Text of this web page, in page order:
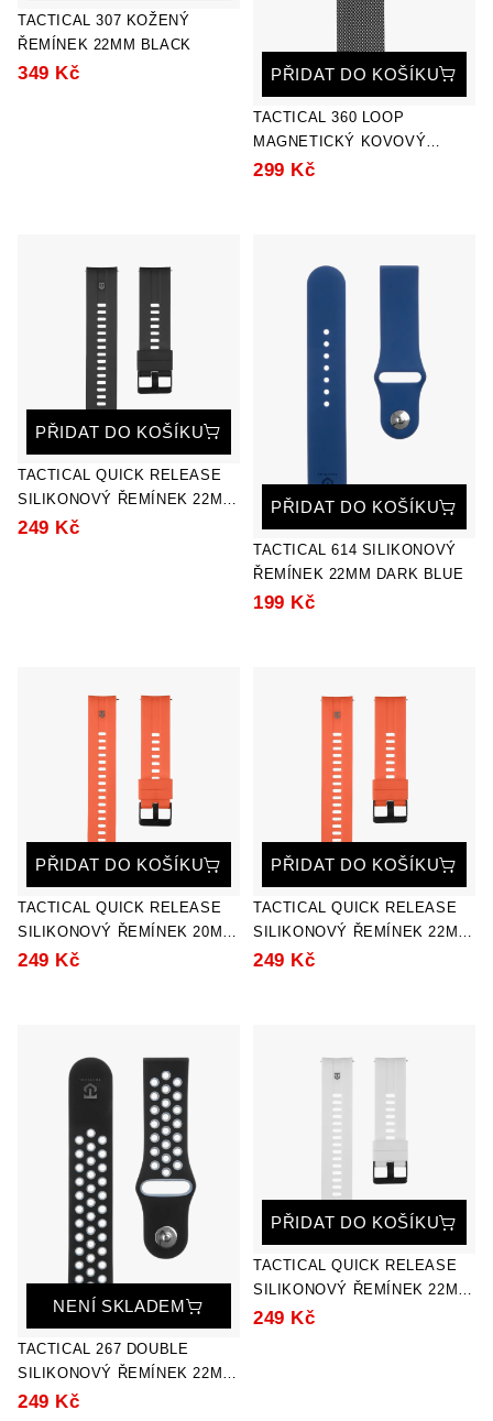
TACTICAL 307 KOŽENÝ
ŘEMÍNEK 22MM BLACK
349 Kč PŘIDAT DO KOŠÍKU
TACTICAL 360 LOOP
MAGNETICKÝ KOVOVÝ
ŘEMÍNEK 20MM BLACK
299 Kč
PŘIDAT DO KOŠÍKU
TACTICAL QUICK RELEASE
SILIKONOVÝ ŘEMÍNEK 22MM
BLACK
249 Kč
PŘIDAT DO KOŠÍKU
TACTICAL 614 SILIKONOVÝ
ŘEMÍNEK 22MM DARK BLUE
199 Kč
PŘIDAT DO KOŠÍKU
TACTICAL QUICK RELEASE
SILIKONOVÝ ŘEMÍNEK 20MM
ORANGE
249 Kč
PŘIDAT DO KOŠÍKU
TACTICAL QUICK RELEASE
SILIKONOVÝ ŘEMÍNEK 22MM
ORANGE
249 Kč
NENÍ SKLADEM
TACTICAL 267 DOUBLE
SILIKONOVÝ ŘEMÍNEK 22MM
BLACK/GREY
249 Kč
PŘIDAT DO KOŠÍKU
TACTICAL QUICK RELEASE
SILIKONOVÝ ŘEMÍNEK 22MM
WHITE
249 Kč